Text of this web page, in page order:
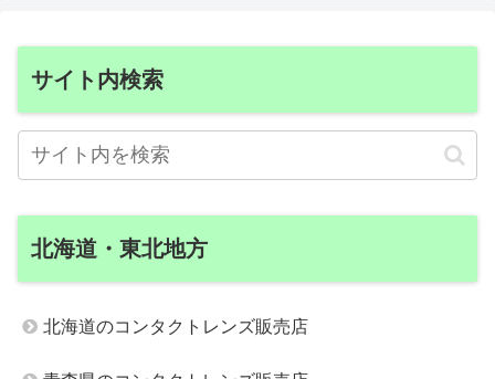
サイト内検索
北海道・東北地方
北海道のコンタクトレンズ販売店